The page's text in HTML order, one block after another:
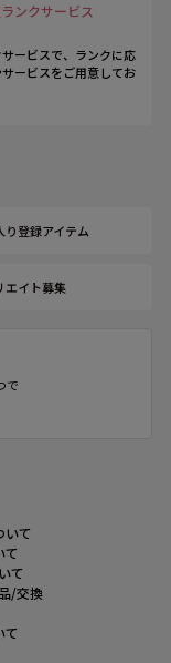
ンクサービス
ービスで、ランクに応
ービスをご用意してお
り登録アイテム
エイト募集
で
いて
て
て
/交換
て